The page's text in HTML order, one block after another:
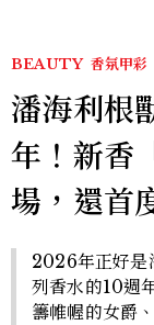
BEAUTY 香氛甲彩
潘海利根
年！新香
場，還首
2026年正好
列香水的10週
籌帷幄的女爵